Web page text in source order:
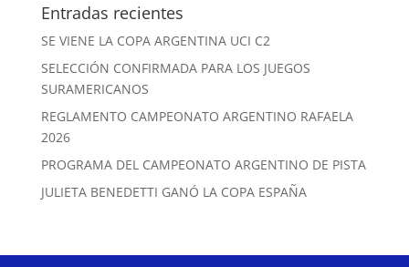
Entradas recientes
SE VIENE LA COPA ARGENTINA UCI C2
SELECCIÓN CONFIRMADA PARA LOS JUEGOS
SURAMERICANOS
REGLAMENTO CAMPEONATO ARGENTINO RAFAELA
2026
PROGRAMA DEL CAMPEONATO ARGENTINO DE PISTA
JULIETA BENEDETTI GANÓ LA COPA ESPAÑA